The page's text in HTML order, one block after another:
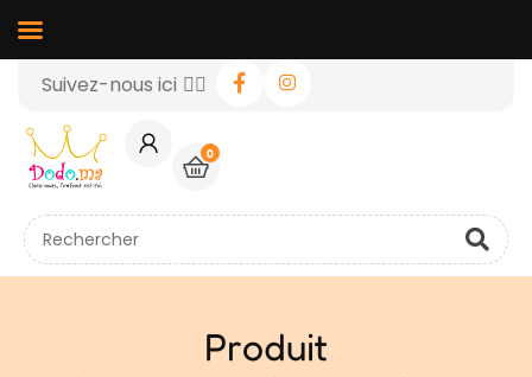
Suivez-nous ici 👉🏻
0
Produit